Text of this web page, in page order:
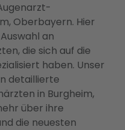
Oberbayern. Hier
an
die sich auf die
haben. Unser
detaillierte
in Burgheim,
über ihre
die neuesten